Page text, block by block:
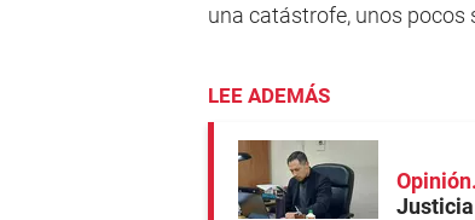
una catástrofe, unos pocos
LEE ADEMÁS
Opinión
Justicia